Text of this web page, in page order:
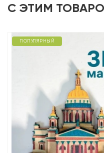
С ЭТИМ
ПОПУЛЯРНЫЙ